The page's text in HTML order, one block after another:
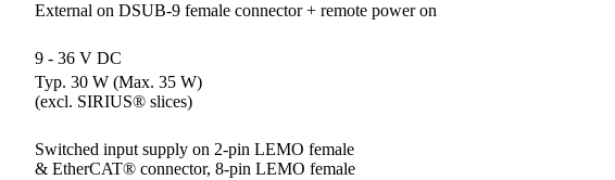
External on DSUB-9 female connector + remote power on
9 - 36 V DC
Typ. 30 W (Max. 35 W)
(excl. SIRIUS® slices)
Switched input supply on 2-pin LEMO female
& EtherCAT® connector, 8-pin LEMO female